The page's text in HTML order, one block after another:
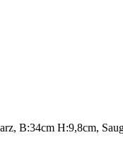
H:9,8cm,